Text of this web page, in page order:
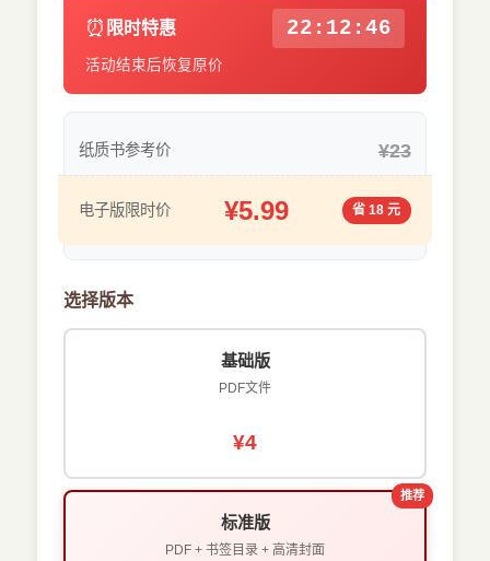
⏰ 限时特惠 22:12:45
活动结束后恢复原价
纸质书参考价 ¥23
电子版限时价 ¥5.99 省 18 元
选择版本
基础版
PDF文件
¥4
推荐
标准版
PDF + 书签目录 + 高清封面